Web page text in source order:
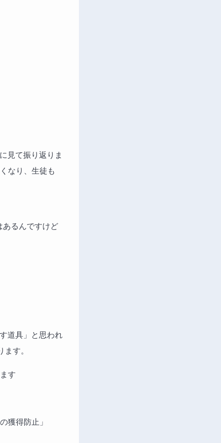
見て振り返りま
なり、生徒も
あるんですけど
道具」と思われ
ます。
す
獲得防止」